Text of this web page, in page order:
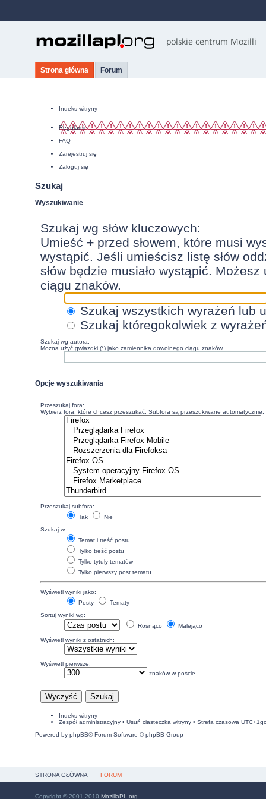
Strona główna Forum
Indeks witryny
Regulamin
FAQ
Zarejestruj się
Zaloguj się
Szukaj
Wyszukiwanie
Szukaj wg słów kluczowych:
Umieść+ przed słowem, które musi
wystąpić. Jeśli umieścisz listę słów
słów będzie musiało wystąpić.
ciągu znaków.
Szukaj wszystkich wyrażeń lub
Szukaj któregokolwiek z
Szukaj wg autora:
Można użyć gwiazdki (*) jako zamiennika dowolnego ciągu znaków.
Opcje wyszukiwania
Przeszukaj fora:
Wybierz fora, które chcesz przeszukać. Subfora są przeszukiwane
Przeszukaj subfora:
Tak
Nie
Szukaj w:
Temat i treść postu
Tylko treść postu
Tylko tytuły tematów
Tylko pierwszy post tematu
Wyświetl wyniki jako:
Posty
Tematy
Sortuj wyniki wg:
Rosnąco
Malejąco
Wyświetl wyniki z ostatnich:
Wyświetl pierwsze:
znaków w poście
Indeks witryny
Zespół administracyjny• Usuń ciasteczka witryny• Strefa czasowa
Powered by phpBB® Forum Software © phpBB Group
STRONA GŁÓWNA FORUM
Copyright © 2001-2010 MozillaPL.org